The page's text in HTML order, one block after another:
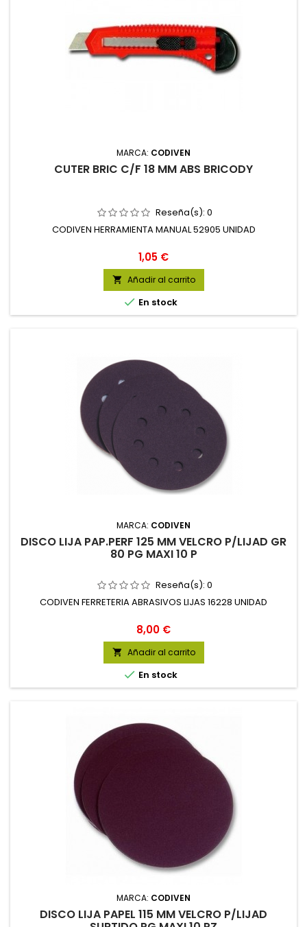
MARCA: CODIVEN
CUTER BRIC C/F 18 MM ABS BRICODY
Reseña(s): 0
CODIVEN HERRAMIENTA MANUAL 52905 UNIDAD
Precio
1,05 €
 Añadir al carrito
 En stock
MARCA: CODIVEN
DISCO LIJA PAP.PERF 125 MM VELCRO P/LIJAD GR
80 PG MAXI 10 P
Reseña(s): 0
CODIVEN FERRETERIA ABRASIVOS LIJAS 16228 UNIDAD
Precio
8,00 €
 Añadir al carrito
 En stock
MARCA: CODIVEN
DISCO LIJA PAPEL 115 MM VELCRO P/LIJAD